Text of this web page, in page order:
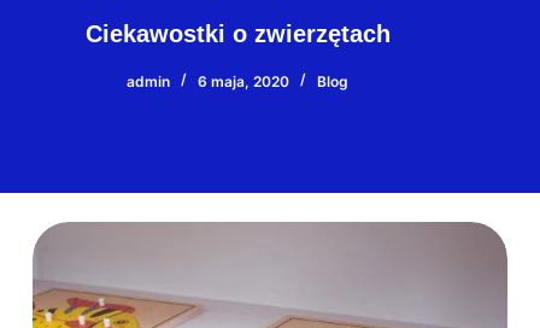
Ciekawostki o zwierzętach
admin 6 maja, 2020 Blog